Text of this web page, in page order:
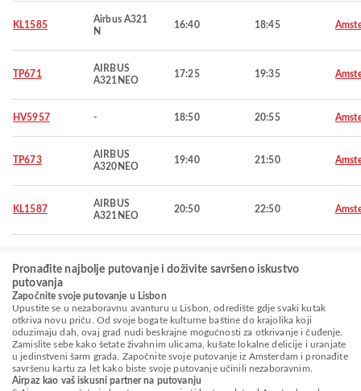
KL1585
Airbus A321
N
16:40 18:45
TP671
AIRBUS
A321NEO
17:25 19:35
HV5957 - 18:50 20:55
TP673
AIRBUS
A320NEO
19:40 21:50
KL1587
AIRBUS
A321NEO
20:50 22:50
Pronađite najbolje putovanje i doživite savršeno iskustvo
putovanja
Započnite svoje putovanje u Lisbon
Upustite se u nezaboravnu avanturu u Lisbon, odredište gdje svaki kutak
otkriva novu priču. Od svoje bogate kulturne baštine do krajolika koji
oduzimaju dah, ovaj grad nudi beskrajne mogućnosti za otkrivanje i čuđenje.
Zamislite sebe kako šetate živahnim ulicama, kušate lokalne delicije i uranjate
u jedinstveni šarm grada. Započnite svoje putovanje iz Amsterdam i pronađite
savršenu kartu za let kako biste svoje putovanje učinili nezaboravnim.
Airpaz kao vaš iskusni partner na putovanju